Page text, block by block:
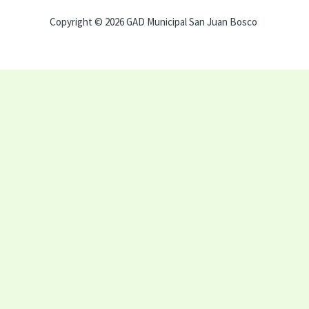
Copyright © 2026 GAD Municipal San Juan Bosco